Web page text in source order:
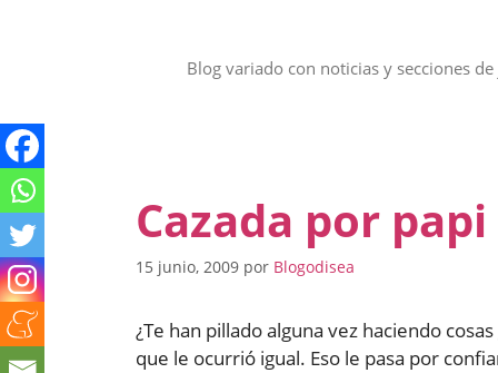
Blog variado con noticias y secciones
Cazada por
15 junio, 2009 por Blogodisea
¿Te han pillado alguna vez haciendo
que le ocurrió igual. Eso le pasa por